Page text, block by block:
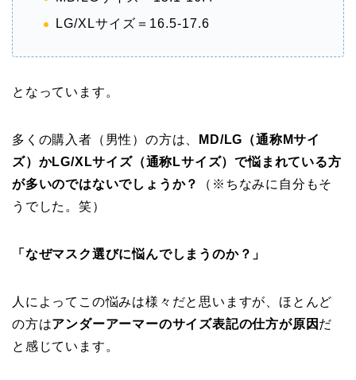
LG/XLサイズ＝16.5-17.6
となっています。
多くの購入者（男性）の方は、
MD/LG（通称Mサイ
ズ）かLG/XLサイズ（通称Lサイズ）で悩まれている方
が多いのではないでしょうか？
（※ちなみに自分もそ
うでした。笑）
「なぜマスク選びに悩んでしまうのか？」
人によってこの悩みは様々だと思いますが、ほとんど
の方はアンダーアーマーのサイズ表記の仕方が原因 だ
と感じています。